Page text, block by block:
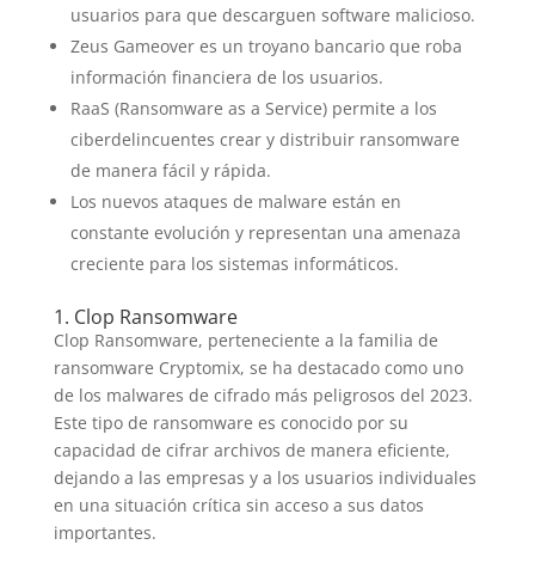
usuarios para que descarguen software malicioso.
Zeus Gameover es un troyano bancario que roba
información financiera de los usuarios.
RaaS (Ransomware as a Service) permite a los
ciberdelincuentes crear y distribuir ransomware
de manera fácil y rápida.
Los nuevos ataques de malware están en
constante evolución y representan una amenaza
creciente para los sistemas informáticos.
1. Clop Ransomware
Clop Ransomware, perteneciente a la familia de
ransomware Cryptomix, se ha destacado como uno
de los malwares de cifrado más peligrosos del 2023.
Este tipo de ransomware es conocido por su
capacidad de cifrar archivos de manera eficiente,
dejando a las empresas y a los usuarios individuales
en una situación crítica sin acceso a sus datos
importantes.